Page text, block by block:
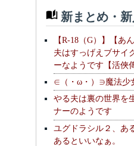
新まとめ・
【R-18（G）】【あ
夫はすっげえブサイ
ーなようです【活俠傳
∈（・ω・）∋魔法少
やる夫は裏の世界を
ナーのようです
ユグドラシル２、あ
あるといいなぁ。